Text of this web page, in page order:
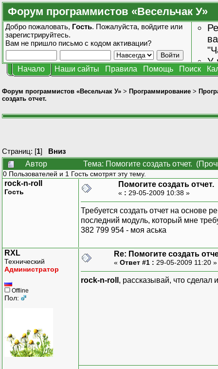
Форум программистов «Весельчак У»
Добро пожаловать, Гость. Пожалуйста, войдите или
зарегистрируйтесь.
Вам не пришло письмо с кодом активации?
У
Начало Наши сайты Правила Помощь Поиск
Форум программистов «Весельчак У» > Программирование >
создать отчет.
Страниц: [1] Вниз
Автор
Тема: Помогите создать отчет.
0 Пользователей и 1 Гость смотрят эту тему.
rock-n-roll
Гость
Помогите создать отчет.
« : 29-05-2009 10:38 »
Требуется создать отчет на основе
последний модуль, который мне
382 799 954 - моя аська
RXL
Технический
Администратор
Offline
Пол:
Re: Помогите создать
« Ответ #1 : 29-05-2009 11:20
rock-n-roll , рассказывай, что сделал